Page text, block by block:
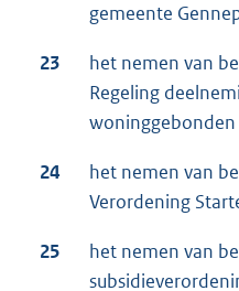
gemeente
23
het nemen van
Regeling
woninggebonden
24
het nemen van
Verordening
25
het nemen van